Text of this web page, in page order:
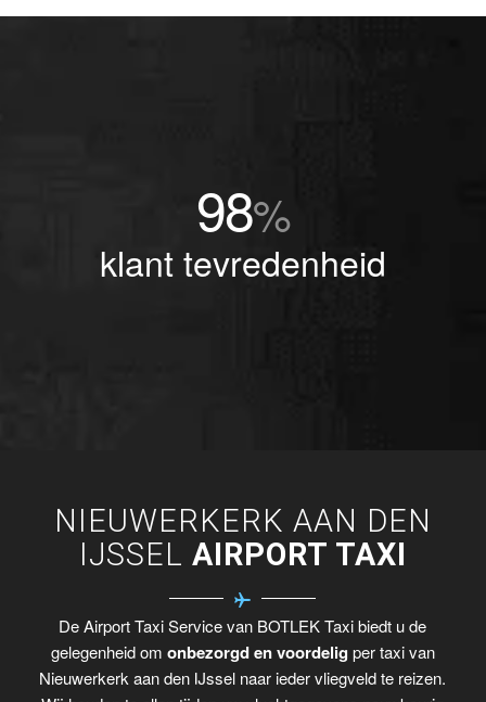
98%
klant tevredenheid
NIEUWERKERK AAN DEN
IJSSEL AIRPORT TAXI
De Airport Taxi Service van BOTLEK Taxi biedt u de
gelegenheid om onbezorgd en voordelig per taxi van
Nieuwerkerk aan den IJssel naar ieder vliegveld te reizen.